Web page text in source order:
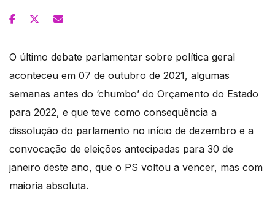
O último debate parlamentar sobre política geral
aconteceu em 07 de outubro de 2021, algumas
semanas antes do ‘chumbo’ do Orçamento do Estado
para 2022, e que teve como consequência a
dissolução do parlamento no início de dezembro e a
convocação de eleições antecipadas para 30 de
janeiro deste ano, que o PS voltou a vencer, mas com
maioria absoluta.